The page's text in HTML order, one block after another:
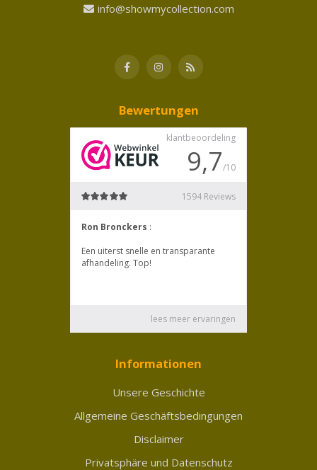
info@showmycollection.com
Bewertungen
Informationen
Unsere Geschichte
Allgemeine Geschäftsbedingungen
Disclaimer
Privatsphäre und Datenschutz